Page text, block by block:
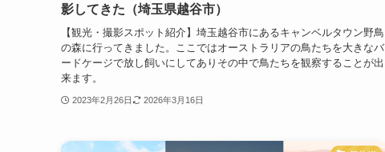
影してきた（埼玉県越谷市）
【観光・撮影スポット紹介】埼玉越谷市にあるキャンベルタウン野鳥
の森に行ってきました。ここではオーストラリアの鳥たちを大きなバ
ードケージで放し飼いにしてありその中で鳥たちを観察することが出
来ます。
2023年2月26日 2026年3月16日